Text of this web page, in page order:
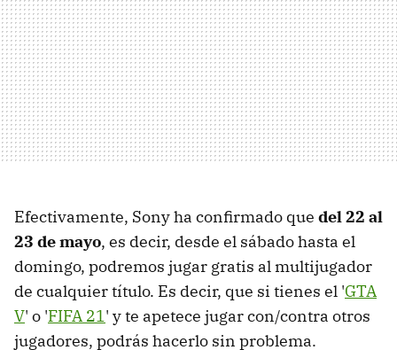
Efectivamente, Sony ha confirmado que del 22 al
23 de mayo, es decir, desde el sábado hasta el
domingo, podremos jugar gratis al multijugador
de cualquier título. Es decir, que si tienes el 'GTA
V' o 'FIFA 21' y te apetece jugar con/contra otros
jugadores, podrás hacerlo sin problema.